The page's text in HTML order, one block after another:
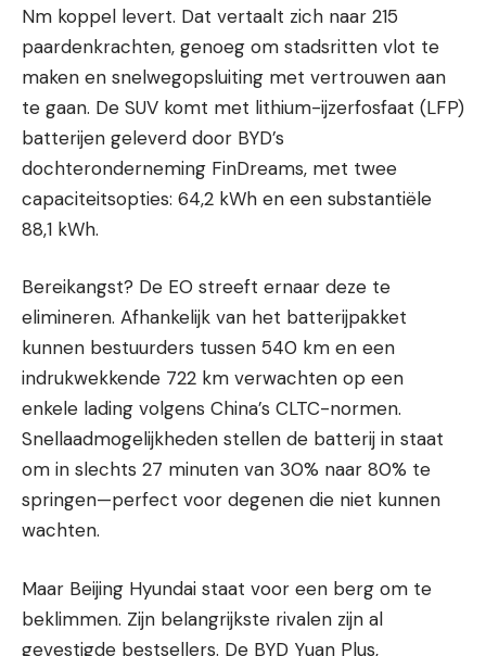
Nm koppel levert. Dat vertaalt zich naar 215
paardenkrachten, genoeg om stadsritten vlot te
maken en snelwegopsluiting met vertrouwen aan
te gaan. De SUV komt met lithium-ijzerfosfaat (LFP)
batterijen geleverd door BYD’s
dochteronderneming FinDreams, met twee
capaciteitsopties: 64,2 kWh en een substantiële
88,1 kWh.
Bereikangst? De EO streeft ernaar deze te
elimineren. Afhankelijk van het batterijpakket
kunnen bestuurders tussen 540 km en een
indrukwekkende 722 km verwachten op een
enkele lading volgens China’s CLTC-normen.
Snellaadmogelijkheden stellen de batterij in staat
om in slechts 27 minuten van 30% naar 80% te
springen—perfect voor degenen die niet kunnen
wachten.
Maar Beijing Hyundai staat voor een berg om te
beklimmen. Zijn belangrijkste rivalen zijn al
gevestigde bestsellers. De BYD Yuan Plus,